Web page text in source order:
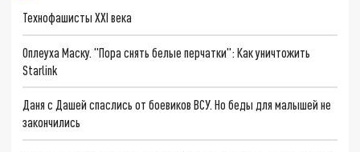
Технофашисты XXI века
Оплеуха Маску. "Пора снять белые перчатки": Как уничтожить
Starlink
Даня с Дашей спаслись от боевиков ВСУ. Но беды для малышей не
закончились